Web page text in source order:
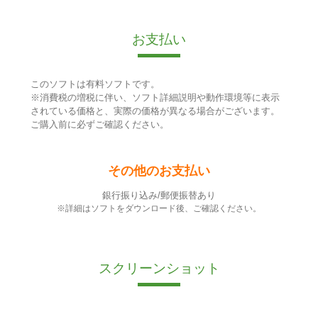
お支払い
このソフトは有料ソフトです。
※消費税の増税に伴い、ソフト詳細説明や動作環境等に表示
されている価格と、実際の価格が異なる場合がございます。
ご購入前に必ずご確認ください。
その他のお支払い
銀行振り込み/郵便振替あり
※詳細はソフトをダウンロード後、ご確認ください。
スクリーンショット